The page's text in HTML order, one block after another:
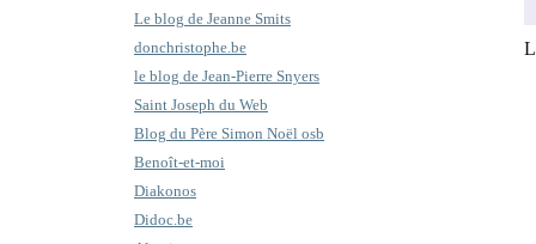
Le blog de Jeanne Smits
donchristophe.be
le blog de Jean-Pierre Snyers
Saint Joseph du Web
Blog du Père Simon Noël osb
Benoît-et-moi
Diakonos
Didoc.be